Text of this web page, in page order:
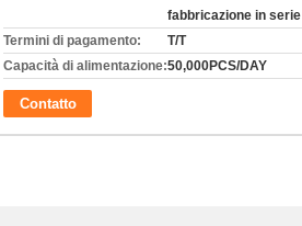
fabbricazione in serie
Termini di pagamento:
T/T
Capacità di alimentazione:50,000PCS/DAY
Contatto